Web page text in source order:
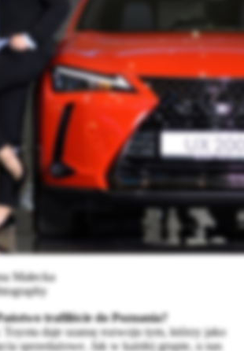
Małecka
trafiliście do Poznania?
Toyota daje szansę rozwoju tym, którzy jako
sprzedażowe. Jak w każdej grupie, u nas